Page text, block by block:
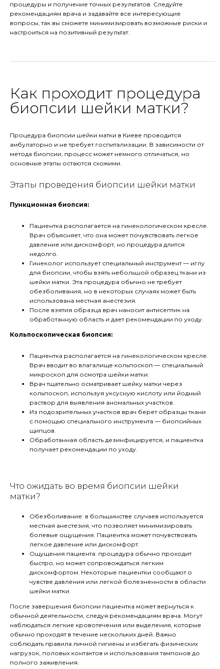
процедуры и получение точных результатов. Следуйте
рекомендациям врача и задавайте все интересующие
вопросы, так вы сможете минимизировать возможные риски и
настроиться на позитивный результат.
Как проходит процедура
биопсии шейки матки?
Процедура биопсии шейки матки в Киеве проводится
амбулаторно и не требует госпитализации. В зависимости от
метода биопсии, процесс может немного отличаться, но
основные этапы остаются схожими.
Этапы проведения биопсии шейки матки
Пункционная биопсия:
Пациентка располагается на гинекологическом кресле.
Врач объясняет, что она может почувствовать легкое
давление или дискомфорт, но процедура длится
недолго.
Гинеколог использует специальный инструмент — иглу
для биопсии, чтобы взять небольшой образец ткани из
шейки матки. Эта процедура обычно не требует
обезболивания, но в некоторых случаях может быть
использована местная анестезия.
После взятия образца врач наносит антисептик на
обработанную область и дает рекомендации по уходу.
Кольпоскопическая биопсия:
Пациентка располагается на гинекологическом кресле.
Врач вводит во влагалище кольпоскоп — специальный
микроскоп для осмотра шейки матки.
Врач тщательно осматривает шейку матки через
кольпоскоп, используя уксусную кислоту или йодный
раствор для выявления аномальных участков.
Из подозрительных участков врач берет образцы ткани
с помощью специального инструмента — биопсийных
щипцов.
Обработанная область дезинфицируется, и пациентка
получает рекомендации по уходу.
Что ожидать во время биопсии шейки
матки?
Обезболивание: в большинстве случаев используется
местная анестезия, что позволяет минимизировать
болевые ощущения. Пациентка может почувствовать
легкое давление или дискомфорт.
Ощущения пациента: процедура обычно проходит
быстро, но может сопровождаться легким
дискомфортом. Некоторые пациентки сообщают о
чувстве давления или легкой болезненности в области
шейки матки.
После завершения биопсии пациентка может вернуться к
обычной деятельности, следуя рекомендациям врача. Могут
наблюдаться легкие кровотечения или выделения, которые
обычно проходят в течение нескольких дней. Важно
соблюдать правила личной гигиены и избегать физических
нагрузок, половых контактов и использования тампонов до
полного заживления.